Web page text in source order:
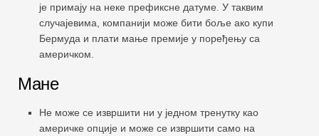
је примају на неке префиксне датуме. У таквим
случајевима, компанији може бити боље ако купи
Бермуда и плати мање премије у поређењу са
америчком.
Мане
Не може се извршити ни у једном тренутку као
америчке опције и може се извршити само на